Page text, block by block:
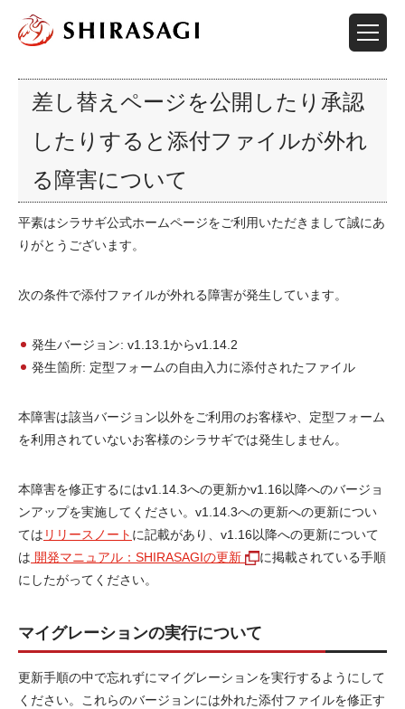
差し替えページを公開したり承認
したりすると添付ファイルが外れ
る障害について
平素はシラサギ公式ホームページをご利用いただきまして誠にあ
りがとうございます。
次の条件で添付ファイルが外れる障害が発生しています。
発生バージョン: v1.13.1からv1.14.2
発生箇所: 定型フォームの自由入力に添付されたファイル
本障害は該当バージョン以外をご利用のお客様や、定型フォーム
を利用されていないお客様のシラサギでは発生しません。
本障害を修正するにはv1.14.3への更新かv1.16以降へのバージョ
ンアップを実施してください。v1.14.3への更新への更新につい
ては リリースノート に記載があり、v1.16以降への更新について
は 開発マニュアル：SHIRASAGIの更新
に掲載されている手順
にしたがってください。
マイグレーションの実行について
更新手順の中で忘れずにマイグレーションを実行するようにして
ください。これらのバージョンには外れた添付ファイルを修正す